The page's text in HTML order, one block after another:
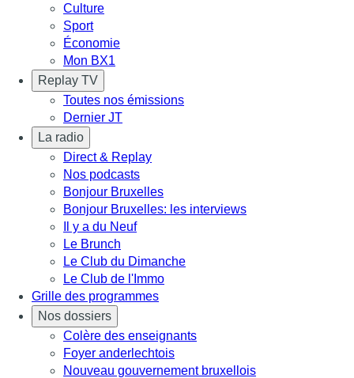
Culture
Sport
Économie
Mon BX1
Replay TV
Toutes nos émissions
Dernier JT
La radio
Direct & Replay
Nos podcasts
Bonjour Bruxelles
Bonjour Bruxelles: les interviews
Il y a du Neuf
Le Brunch
Le Club du Dimanche
Le Club de l'Immo
Grille des programmes
Nos dossiers
Colère des enseignants
Foyer anderlechtois
Nouveau gouvernement bruxellois